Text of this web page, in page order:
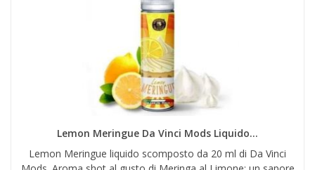
Lemon Meringue Da Vinci Mods Liquido...
Lemon Meringue liquido scomposto da 20 ml di Da Vinci